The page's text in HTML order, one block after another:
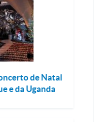
de Natal
e da Uganda